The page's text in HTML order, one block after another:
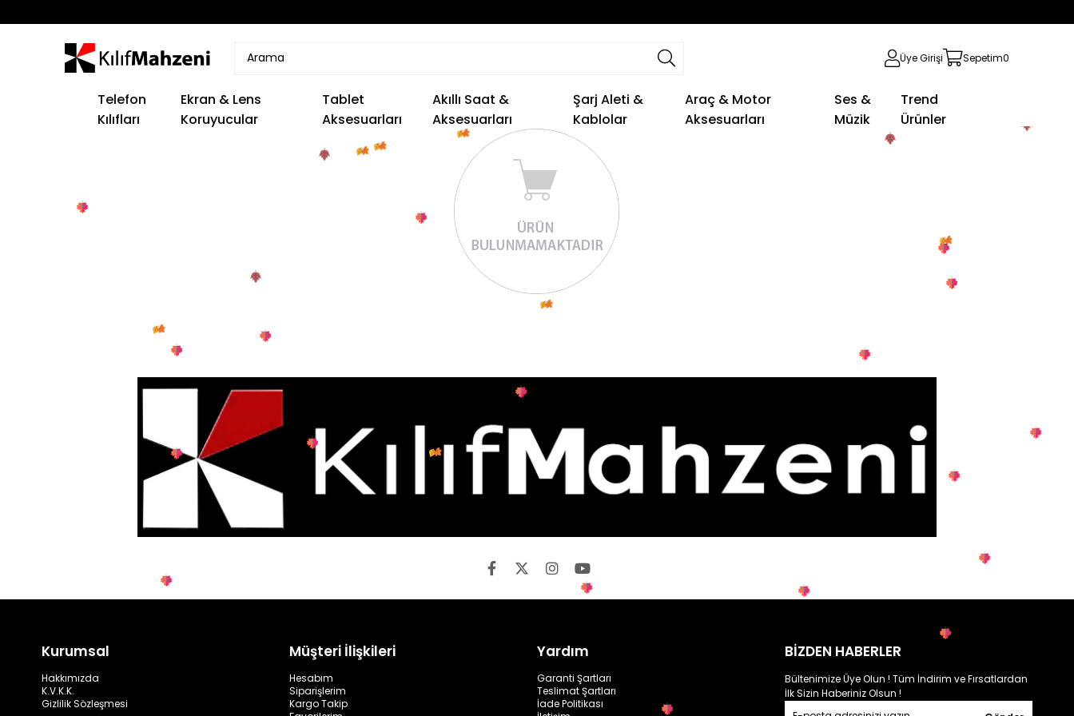
Üye Girişi Sepetim0
Telefon
Kılıfları
Ekran & Lens
Koruyucular
Tablet
Aksesuarları
Akıllı Saat &
Aksesuarları
Şarj Aleti &
Kablolar
Araç & Motor
Aksesuarları
Ses &
Müzik
Trend
Ürünler
Kurumsal
Hakkımızda
K.V.K.K.
Gizlilik Sözleşmesi
Müşteri İlişkileri
Hesabım
Siparişlerim
Kargo Takip
Yardım
Garanti Şartları
Teslimat Şartları
İade Politikası
BİZDEN HABERLER
Bültenimize Üye Olun ! Tüm İndirim ve Fırsatlardan
İlk Sizin Haberiniz Olsun !